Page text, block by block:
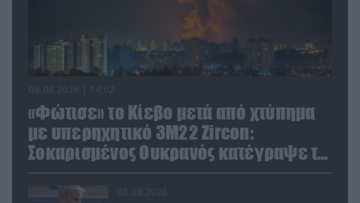
«Φώτισε» το Κίεβο μετά από χτύπημα
με υπερηχητικό 3M22 Zircon:
Σοκαρισμένος Ουκρανός κατέγραψε τη
στιγμή (βίντεο)